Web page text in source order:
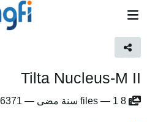
Tilta Nucleus-M II
8
files— 1 سنة مضى —
26371 views